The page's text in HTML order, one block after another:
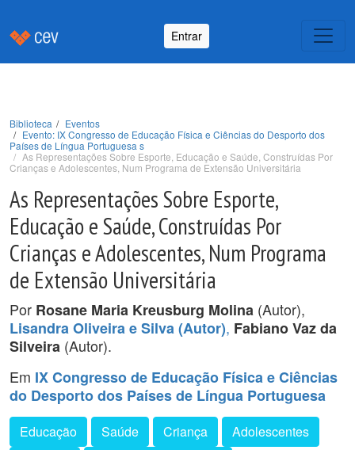
Entrar
Biblioteca
Eventos
Evento: IX Congresso de Educação Física e Ciências do Desporto dos
Países de Língua Portuguesa s
As Representações Sobre Esporte, Educação e Saúde, Construídas Por
Crianças e Adolescentes, Num Programa de Extensão Universitária
As Representações Sobre Esporte,
Educação e Saúde, Construídas Por
Crianças e Adolescentes, Num Programa
de Extensão Universitária
Por Rosane Maria Kreusburg Molina (Autor),
Lisandra Oliveira e Silva (Autor), Fabiano Vaz da
Silveira (Autor).
Em IX Congresso de Educação Física e Ciências
do Desporto dos Países de Língua Portuguesa
Educação Saúde Criança
Adolescentes